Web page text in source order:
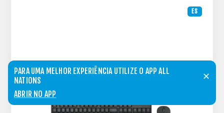
PARA UMA MELHOR EXPERIÊNCIA UTILIZE O APP ALL
NATIONS
✕
ABRIR NO APP
ES